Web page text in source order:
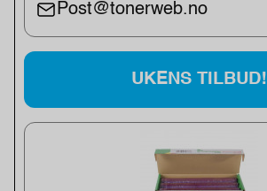
Post@tonerweb.no
UKENS TILBUD!